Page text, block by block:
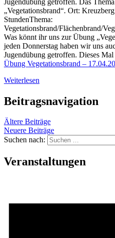
„Vegetationsbrand“. Ort:
StundenThema:
Vegetationsbrand/Flächenbrand/
Was könnt ihr uns zur Übung
jeden Donnerstag haben wir uns
Jugendübung getroffen. Dieses
Übung Vegetationsbrand –
Weiterlesen
Beitragsnavigation
Ältere Beiträge
Neuere Beiträge
Suchen nach:
Veranstaltungen